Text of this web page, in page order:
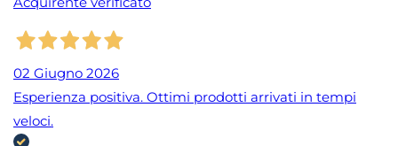
02 Giugno 2026
Esperienza positiva. Ottimi prodotti arrivati in tempi
veloci.